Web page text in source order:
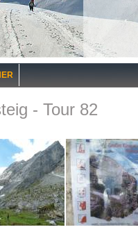
- Tour 82